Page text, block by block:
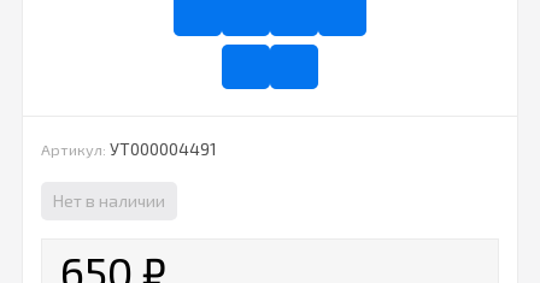
Артикул: УТ000004491
Нет в наличии
650 ₽